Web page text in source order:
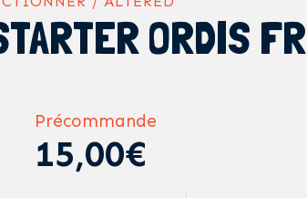
ORDIS FR
Précommande
15,00€